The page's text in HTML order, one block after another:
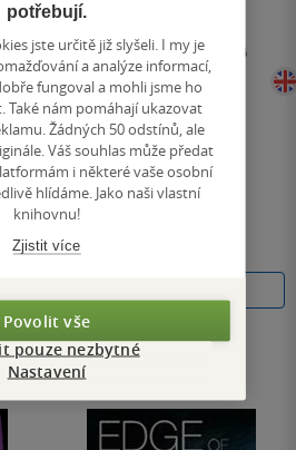
Causal Angel
Hannu Rajaniemi
0.0
z
5
hvězdiček
měkká vazba
363 Kč
potřebují.
jste určitě již slyšeli. I my je
a analýze informací,
fungoval a mohli jsme ho
Také nám pomáhají ukazovat
Žádných 50 odstínů, ale
Váš souhlas může předat
i některé vaše osobní
hlídáme. Jako naši vlastní
knihovnu!
Zjistit více
Povolit vše
pouze nezbytné
Nastavení